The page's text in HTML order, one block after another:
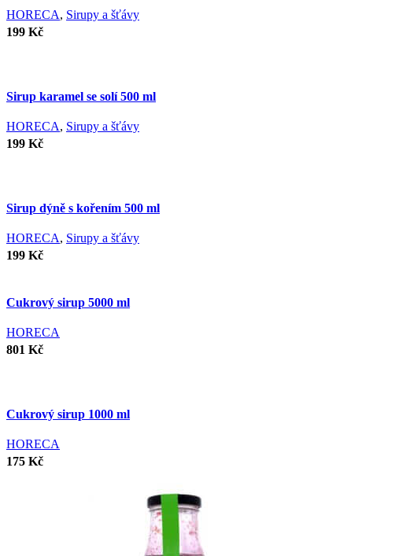
HORECA, Sirupy a šťávy
199 Kč
Sirup karamel se solí 500 ml
HORECA, Sirupy a šťávy
199 Kč
Sirup dýně s kořením 500 ml
HORECA, Sirupy a šťávy
199 Kč
Cukrový sirup 5000 ml
HORECA
801 Kč
Cukrový sirup 1000 ml
HORECA
175 Kč